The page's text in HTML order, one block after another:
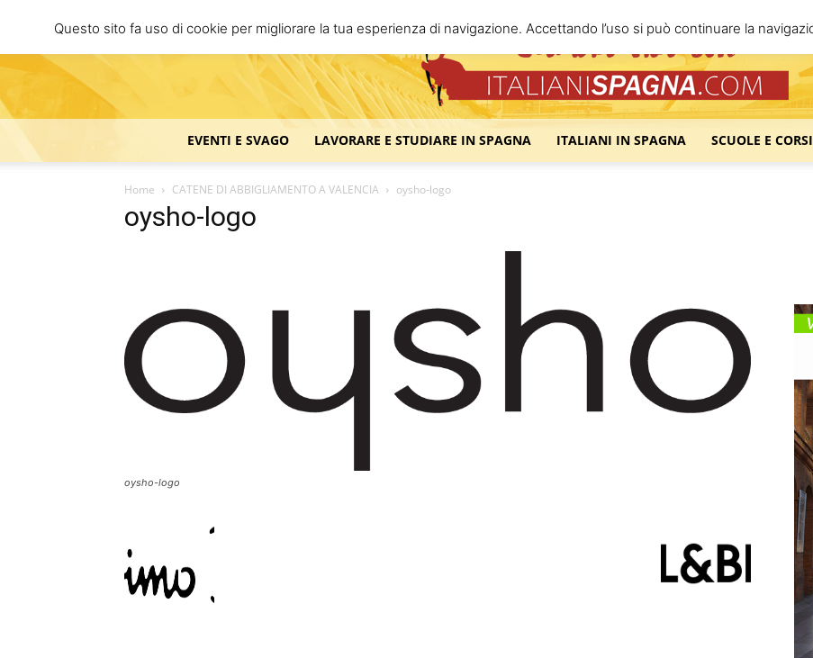
Italiani
EVENTI E SVAGO LAVORARE E STUDIARE IN SPAGNA ITALIANI IN SPAGNA SCUOLE E
Home CATENE DI ABBIGLIAMENTO A VALENCIA oysho-logo
oysho-logo
oysho-logo
Questo sito fa uso di cookie per migliorare la tua esperienza di navigazione. Accettando l’uso si può continuare la